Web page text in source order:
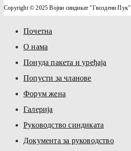
Copyright © 2025 Војни синдикат "Гвоздени Пук"
Почетна
О нама
Понуда пакета и уређаја
Попусти за чланове
Форум жена
Галерија
Руководство синдиката
Документа за руководство